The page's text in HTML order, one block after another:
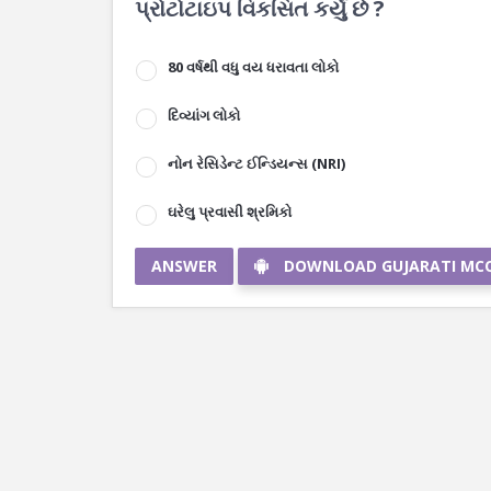
પ્રોટોટાઇપ વિકસિત કર્યું છે ?
80 વર્ષથી વધુ વય ધરાવતા લોકો
દિવ્યાંગ લોકો
નોન રેસિડેન્ટ ઈન્ડિયન્સ (NRI)
ઘરેલુ પ્રવાસી શ્રમિકો
ANSWER DOWNLOAD GUJARATI